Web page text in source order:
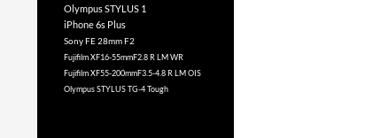
Olympus STYLUS 1
iPhone 6s Plus
Sony FE 28mm F2
Fujifilm XF16-55mmF2.8 R LM WR
Fujifilm XF55-200mmF3.5-4.8 R LM OIS
Olympus STYLUS TG-4 Tough